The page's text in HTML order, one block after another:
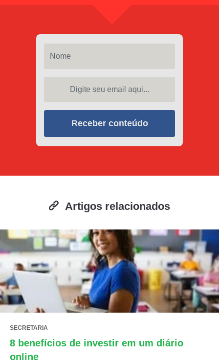
Receber conteúdo
Artigos relacionados
SECRETARIA
8 benefícios de investir em um diário
online